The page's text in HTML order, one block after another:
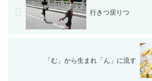
行きつ戻りつ
「む」から生まれ「ん」に流す